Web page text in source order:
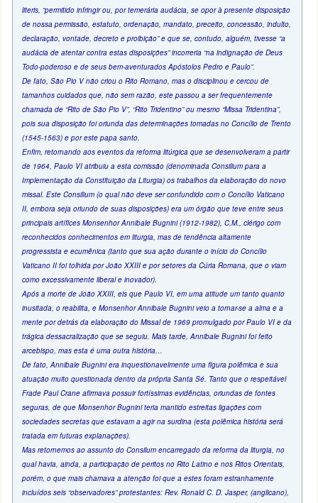
literis, “permitido infringir ou, por temerária audácia, se opor à presente disposição
de nossa permissão, estatuto, ordenação, mandato, preceito, concessão, indulto,
declaração, vontade, decreto e proibição” e que se, contudo, alguém, tivesse “a
audácia de atentar contra estas disposições” incorreria “na indignação de Deus
Todo-poderoso e de seus bem-aventurados Apóstolos Pedro e Paulo”.
De fato, São Pio V não criou o Rito Romano, mas o disciplinou e cercou de
tamanhos cuidados que, não sem razão, este passou a ser frequentemente
chamada de “Rito de São Pio V”, “Rito Tridentino” ou mesmo “Missa Tridentina”,
pois sua disposição foi oriunda das determinações tomadas no Concílio de Trento
(1545-1563) e por este papa santo.
Enfim, retornando aos eventos da reforma litúrgica que se desenvolveram a partir
de 1964, Paulo VI atribuiu a esta comissão (denominada Consilium para a
Implementação da Constituição da Liturgia) os trabalhos da elaboração do novo
missal. Este Consilium (o qual não deve ser confundido com o Concílio Vaticano
II, embora seja oriundo de suas disposições) era um órgão que teve entre seus
principais artífices Monsenhor Annibale Bugnini (1912-1982), C.M., clérigo com
reconhecidos conhecimentos em liturgia, mas de tendência altamente
progressista e ecumênica (tanto que sua ação durante o início do Concílio
Vaticano II foi tolhida por João XXIII e por setores da Cúria Romana, que o viam
como excessivamente liberal e inovador).
Após a morte de João XXIII, eis que Paulo VI, em uma atitude um tanto quanto
inusitada, o reabilita, e Monsenhor Annibale Bugnini veio a tornar-se a alma e a
mente por detrás da elaboração do Missal de 1969 promulgado por Paulo VI e da
trágica dessacralização que se seguiu. Mais tarde, Annibale Bugnini foi feito
arcebispo, mas esta é uma outra história…
De fato, Annibale Bugnini era inquestionavelmente uma figura polêmica e sua
atuação muito questionada dentro da própria Santa Sé. Tanto que o respeitável
Frade Paul Crane afirmava possuir fortíssimas evidências, oriundas de fontes
seguras, de que Monsenhor Bugnini teria mantido estreitas ligações com
sociedades secretas que estavam a agir na surdina (esta polêmica história será
tratada em futuras explanações).
Mas retornemos ao assunto do Consilum encarregado da reforma da liturgia, no
qual havia, ainda, a participação de peritos no Rito Latino e nos Ritos Orientais,
porém, o que mais chamava a atenção foi que a estes foram estranhamente
incluídos seis “observadores” protestantes: Rev. Ronald C. D. Jasper, (anglicano),